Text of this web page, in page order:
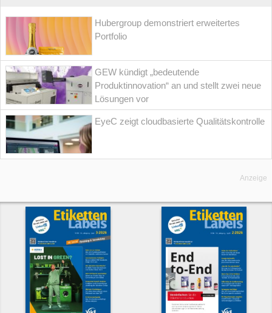
Hubergroup demonstriert erweitertes
Portfolio
GEW kündigt „bedeutende
Produktinnovation“ an und stellt zwei neue
Lösungen vor
EyeC zeigt cloudbasierte Qualitätskontrolle
Anzeige